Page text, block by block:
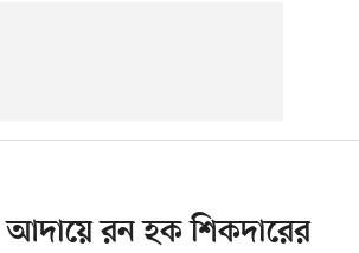
আদায়ে রন হক শিকদারের